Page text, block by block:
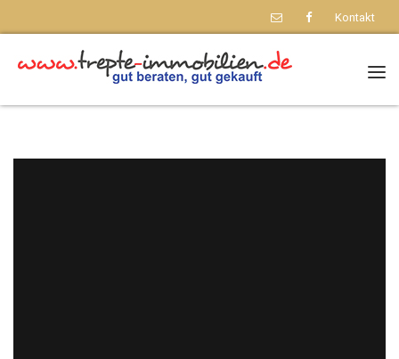
Kontakt